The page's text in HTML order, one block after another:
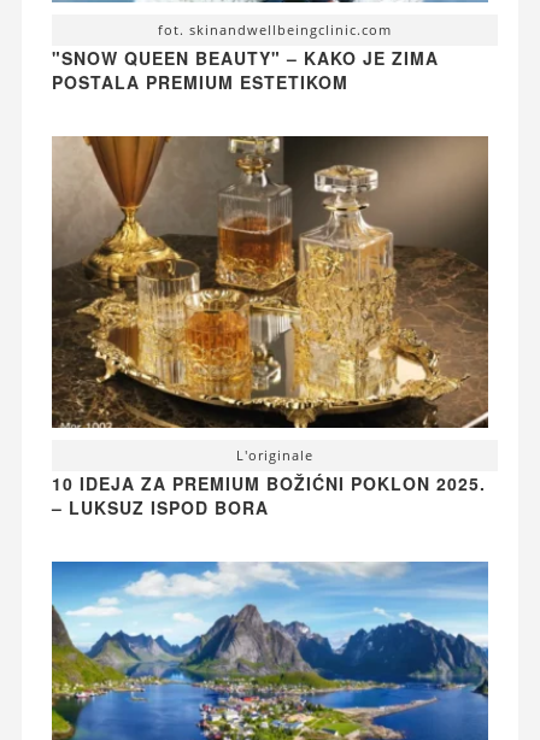
fot. skinandwellbeingclinic.com
"SNOW QUEEN BEAUTY" – KAKO JE ZIMA
POSTALA PREMIUM ESTETIKOM
L'originale
10 IDEJA ZA PREMIUM BOŽIĆNI POKLON 2025.
– LUKSUZ ISPOD BORA